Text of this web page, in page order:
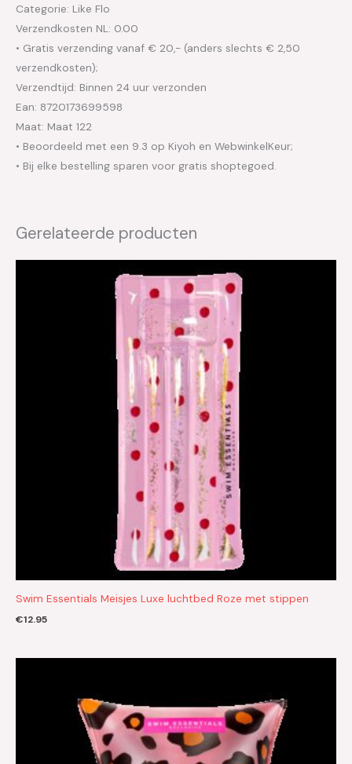
Categorie: Like Flo
Verzendkosten NL: 0.00
• Gratis verzending vanaf € 20,- (anders slechts € 2,50
verzendkosten);
Verzendtijd: Binnen 24 uur verzonden
Ean: 8720173699598
Maat: Maat 122
• Beoordeeld met een 9.3 op Kiyoh en WebwinkelKeur;
• Bij elke bestelling sparen voor gratis shoptegoed.
Gerelateerde producten
Swim Essentials Meisjes Luxe luchtbed Roze met stippen
€12.95